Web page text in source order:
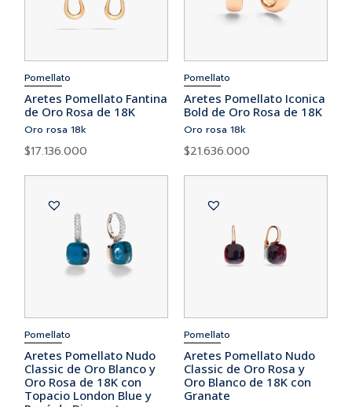
Pomellato
Aretes Pomellato Fantina
de Oro Rosa de 18K
Oro rosa 18k
$17.136.000
Pomellato
Aretes Pomellato Iconica
Bold de Oro Rosa de 18K
Oro rosa 18k
$21.636.000
Pomellato
Aretes Pomellato Nudo
Classic de Oro Blanco y
Oro Rosa de 18K con
Topacio London Blue y
Pomellato
Aretes Pomellato Nudo
Classic de Oro Rosa y
Oro Blanco de 18K con
Granate